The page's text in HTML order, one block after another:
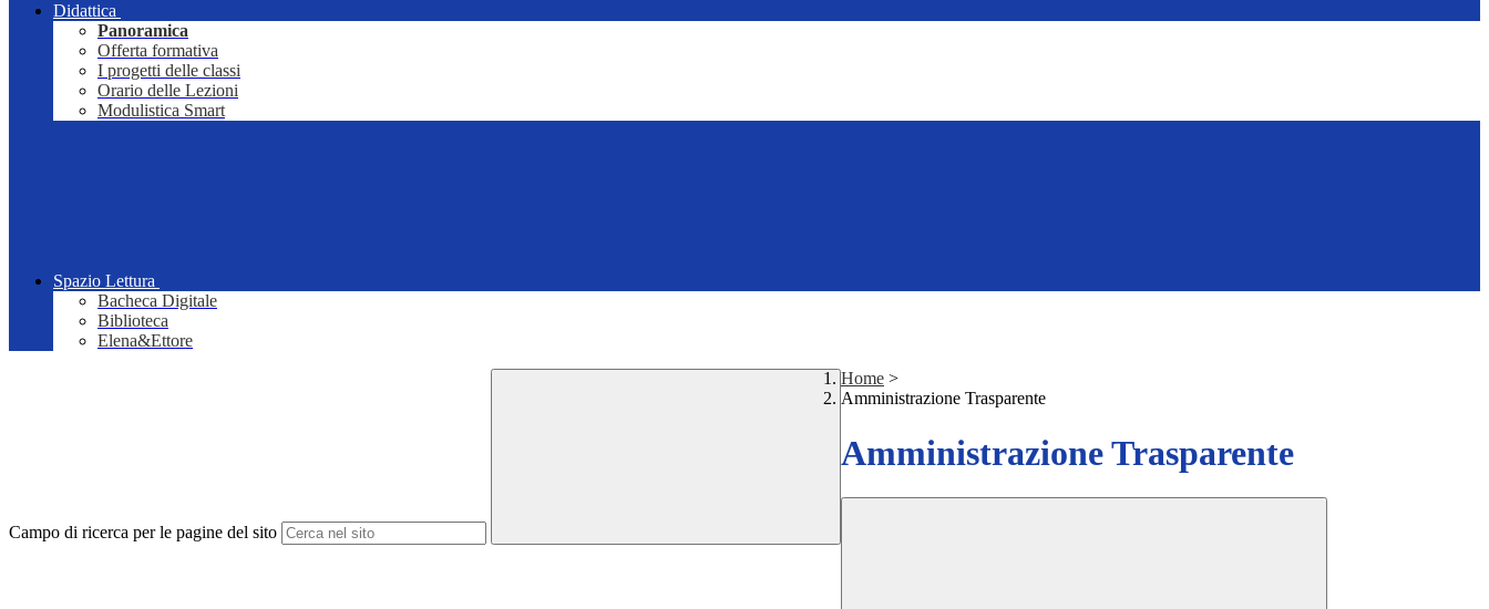
Didattica
Panoramica
Offerta formativa
I progetti delle classi
Orario delle Lezioni
Modulistica Smart
Spazio Lettura
Bacheca Digitale
Biblioteca
Elena&Ettore
Campo di ricerca per le pagine del sito
Home >
Amministrazione Trasparente
Amministrazione Trasparente